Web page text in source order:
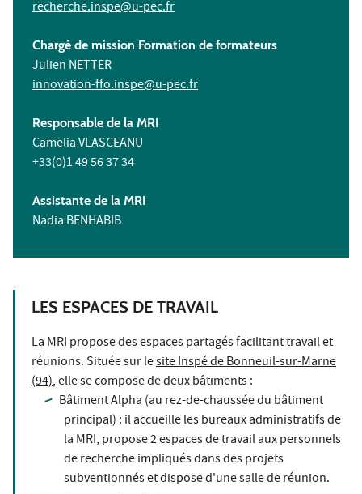
recherche.inspe@u-pec.fr
Chargé de mission Formation de formateurs
Julien NETTER
innovation-ffo.inspe@u-pec.fr
Responsable de la MRI
Camelia VLASCEANU
+33(0)1 49 56 37 34
Assistante de la MRI
Nadia BENHABIB
LES ESPACES DE TRAVAIL
La MRI propose des espaces partagés facilitant travail et
réunions. Située sur lesite Inspé de Bonneuil-sur-Marne
(94), elle se compose de deux bâtiments :
Bâtiment Alpha (au rez-de-chaussée du bâtiment
principal) : il accueille les bureaux administratifs de
la MRI, propose 2 espaces de travail aux personnels
de recherche impliqués dans des projets
subventionnés et dispose d'une salle de réunion.